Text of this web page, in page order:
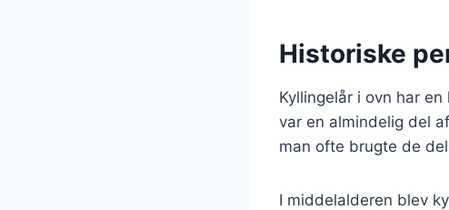
Historiske
Kyllingelår i ovn har
var en almindelig del
man ofte brugte de
I middelalderen blev